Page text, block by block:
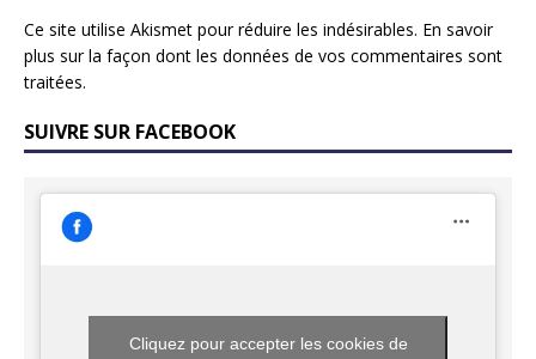
Ce site utilise Akismet pour réduire les indésirables. En savoir
plus sur la façon dont les données de vos commentaires sont
traitées.
SUIVRE SUR FACEBOOK
Cliquez pour accepter les cookies de